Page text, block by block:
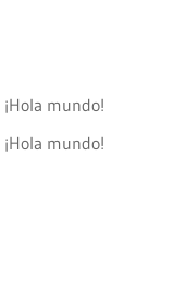
¡Hola mundo!
¡Hola mundo!